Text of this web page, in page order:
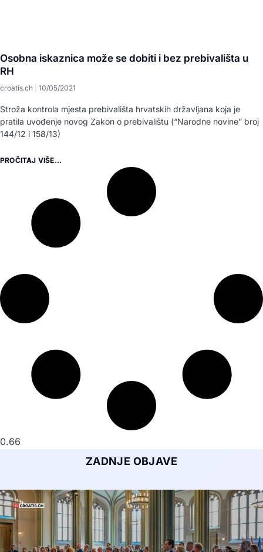
Osobna iskaznica može se dobiti i bez prebivališta u
RH
croatis.ch 10/05/2021
Stroža kontrola mjesta prebivališta hrvatskih državljana koja je
pratila uvođenje novog Zakon o prebivalištu (“Narodne novine” broj
144/12 i 158/13)
PROČITAJ VIŠE...
ZADNJE OBJAVE